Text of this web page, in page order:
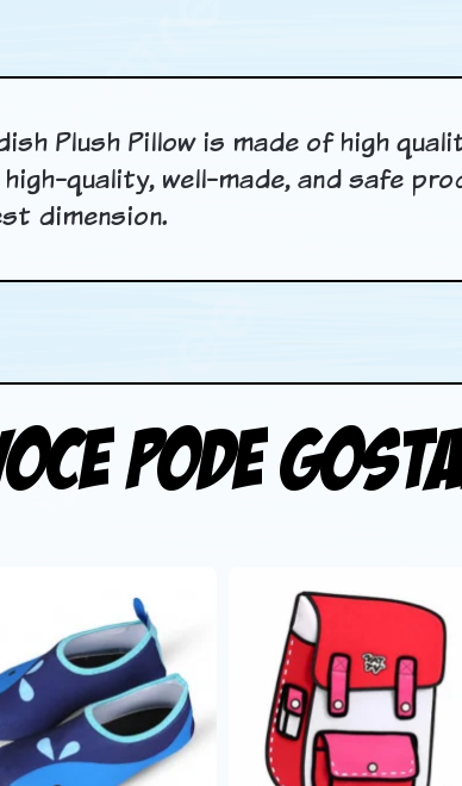
Plush Pillow is made of high
quality, well-made, and safe
dimension.
pode